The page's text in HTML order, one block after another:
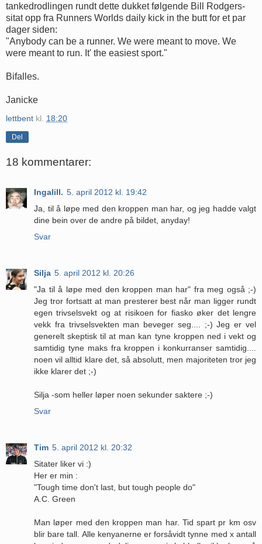
tankedrodlingen rundt dette dukket følgende Bill Rodgers-
sitat opp fra Runners Worlds daily kick in the butt for et par
dager siden:
"Anybody can be a runner. We were meant to move. We
were meant to run. It' the easiest sport."
Bifalles.
Janicke
lettbent kl. 18:20
Del
18 kommentarer:
Ingalill. 5. april 2012 kl. 19:42
Ja, til å løpe med den kroppen man har, og jeg hadde valgt
dine bein over de andre på bildet, anyday!
Svar
Silja 5. april 2012 kl. 20:26
"Ja til å løpe med den kroppen man har" fra meg også ;-)
Jeg tror fortsatt at man presterer best når man ligger rundt
egen trivselsvekt og at risikoen for fiasko øker det lengre
vekk fra trivselsvekten man beveger seg.... ;-) Jeg er vel
generelt skeptisk til at man kan tyne kroppen ned i vekt og
samtidig tyne maks fra kroppen i konkurranser samtidig....
noen vil alltid klare det, så absolutt, men majoriteten tror jeg
ikke klarer det ;-)
Silja -som heller løper noen sekunder saktere ;-)
Svar
Tim 5. april 2012 kl. 20:32
Sitater liker vi :)
Her er min :
"Tough time don't last, but tough people do"
A.C. Green
Man løper med den kroppen man har. Tid spart pr km osv
blir bare tall. Alle kenyanerne er forsåvidt tynne med x antall